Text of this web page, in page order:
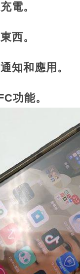
電。
西。
知和應用。
功能。